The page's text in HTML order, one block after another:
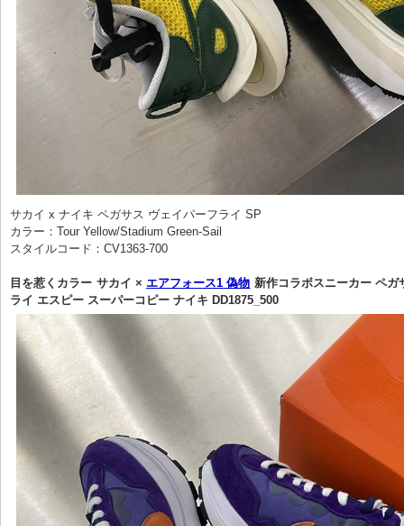
サカイ x ナイキ ペガサス ヴェイパーフライ SP
カラー：Tour Yellow/Stadium Green-Sail
スタイルコード：CV1363-700
目を惹くカラー サカイ × エアフォース1 偽物 新作コラボスニーカー ペガ
ライ エスピー スーパーコピー ナイキ DD1875_500